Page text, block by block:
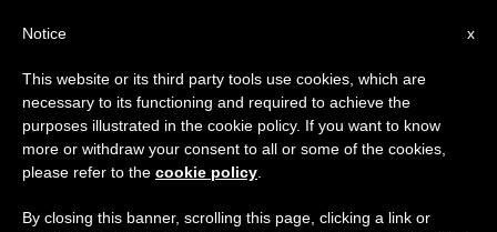
×
Aviso importante
Del 27 de julio al 7 de agosto haremos la pausa
anual, aprovechando que en el periodo de verano
se generan menos informaciones y también el
x
Notice
This website or its third party tools use cookies, which are
necessary to its functioning and required to achieve the
purposes illustrated in the cookie policy. If you want to know
more or withdraw your consent to all or some of the cookies,
please refer to the cookie policy
By closing this banner, scrolling this page, clicking a link or